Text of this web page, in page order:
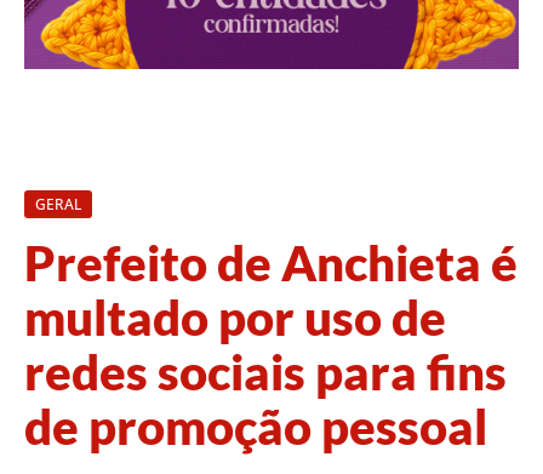
GERAL
Prefeito de Anchieta é
multado por uso de
redes sociais para fins
de promoção pessoal